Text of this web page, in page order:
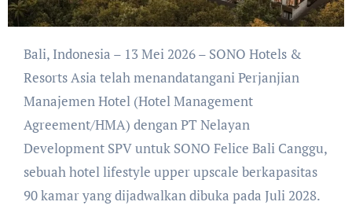
Bali, Indonesia – 13 Mei 2026 – SONO Hotels &
Resorts Asia telah menandatangani Perjanjian
Manajemen Hotel (Hotel Management
Agreement/HMA) dengan PT Nelayan
Development SPV untuk SONO Felice Bali Canggu,
sebuah hotel lifestyle upper upscale berkapasitas
90 kamar yang dijadwalkan dibuka pada Juli 2028.